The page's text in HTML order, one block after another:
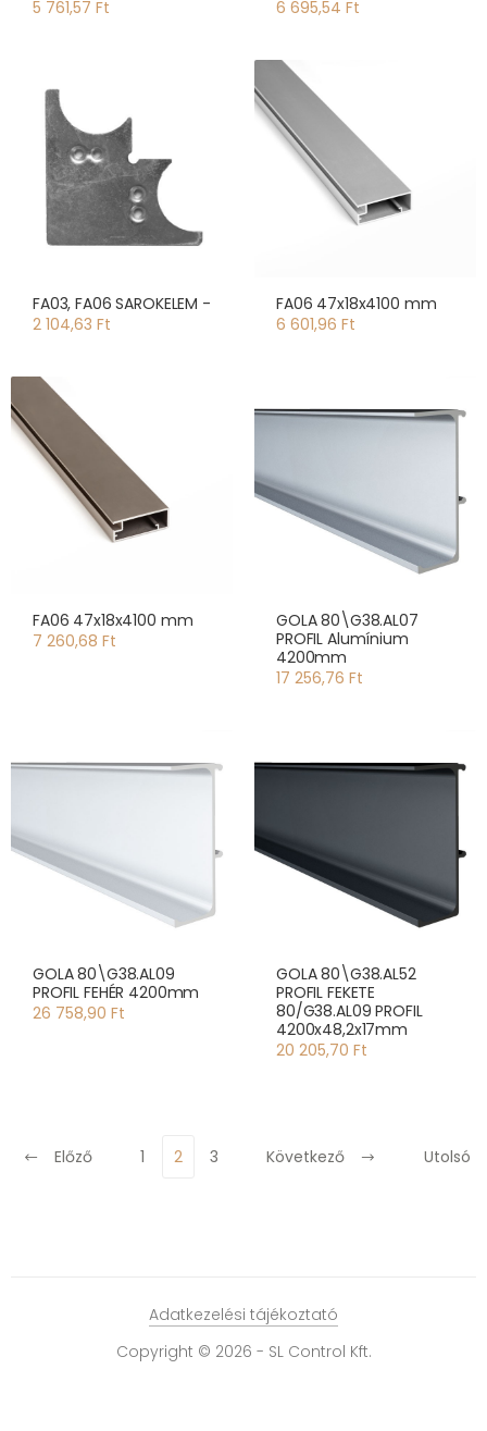
5 761,57 Ft
6 695,54 Ft
FA03, FA06 SAROKELEM -
2 104,63 Ft
FA06 47x18x4100 mm
6 601,96 Ft
FA06 47x18x4100 mm
7 260,68 Ft
GOLA 80\G38.AL07
PROFIL Alumínium
4200mm
17 256,76 Ft
GOLA 80\G38.AL09
PROFIL FEHÉR 4200mm
26 758,90 Ft
GOLA 80\G38.AL52
PROFIL FEKETE
80/G38.AL09 PROFIL
4200x48,2x17mm
20 205,70 Ft
Előző 1 2 3 Következő Utolsó
Copyright © 2026 - SL Control Kft.
Adatkezelési tájékoztató